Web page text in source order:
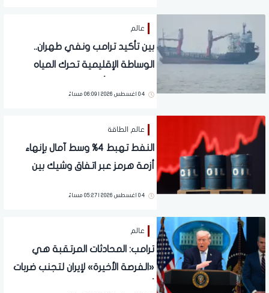
عالم
بين تأكيد ترامب ونفي طهران..
الوساطة الإقليمية تحرك المياه
04 اغسطس 2026 | 06:09 مساءً
عالم الطاقة
النفط تهبط 4% وسط آمال بإنهاء
أزمة هرمز عبر اتفاق وشيك بين
04 اغسطس 2026 | 05:27 مساءً
عالم
ترامب: المحادثات المرتقبة هي
«الفرصة الأخيرة» لإيران لتجنب ضربات